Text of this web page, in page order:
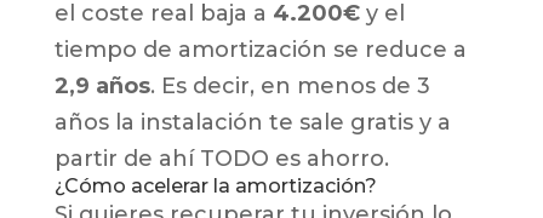
el coste real baja a 4.200€y el
tiempo de amortización se reduce a
2,9 años. Es decir, en menos de 3
años la instalación te sale gratis y a
partir de ahí TODO es ahorro.
¿Cómo acelerar la amortización?